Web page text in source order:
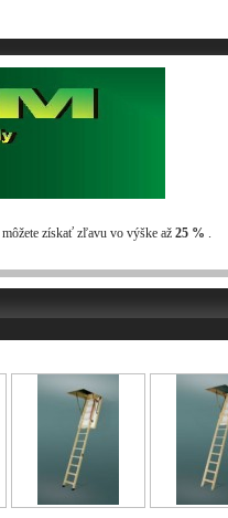
môžete získať zľavu vo výške až 25 % .